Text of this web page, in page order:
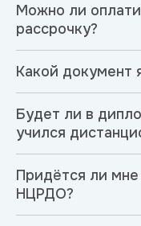
Можно ли
рассрочку?
Какой документ
Будет ли в
учился
Придётся ли
НЦРДО?